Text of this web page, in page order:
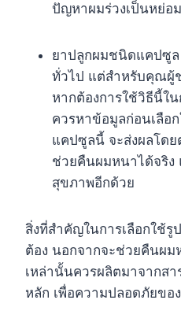
ปัญหาผมร่วงเป็นหย่อม
ยาปลูกผมชนิดแคปซู
ทั่วไป แต่สำหรับคุณผู้
หากต้องการใช้วิธีนี้ใ
ควรหาข้อมูลก่อนเลือ
แคปซูลนี้ จะส่งผลโดย
ช่วยคืนผมหนาได้จริง
สุขภาพอีกด้วย
สิ่งที่สำคัญในการเลือกใช้
ต้อง นอกจากจะช่วยคืนผ
เหล่านั้นควรผลิตมาจากส
หลัก เพื่อความปลอดภัยขอ